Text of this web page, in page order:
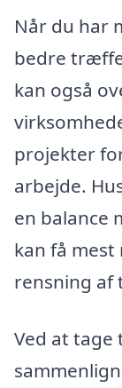
Når du har
bedre
kan også
projekter
arbejde.
en balance
kan få
rensning af
Ved at tage